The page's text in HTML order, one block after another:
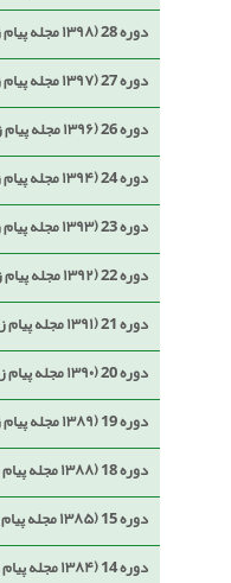
دوره 28 (۱۳۹۸ مجله پیام زن برای بانوان)
دوره 27 (۱۳۹۷ مجله پیام زن برای بانوان)
دوره 26 (۱۳۹۶ مجله پیام زن برای بانوان)
دوره 24 (۱۳۹۴ مجله پیام زن برای بانوان)
دوره 23 (۱۳۹۳ مجله پیام زن برای بانوان)
دوره 22 (۱۳۹۲ مجله پیام زن برای بانوان)
دوره 21 (۱۳۹۱ مجله پیام زن برای بانوان)
دوره 20 (۱۳۹۰ مجله پیام زن برای بانوان)
دوره 19 (۱۳۸۹ مجله پیام زن برای بانوان)
دوره 18 (۱۳۸۸ مجله پیام زن برای بانوان)
دوره 15 (۱۳۸۵ مجله پیام زن برای بانوان)
دوره 14 (۱۳۸۴ مجله پیام زن برای بانوان)